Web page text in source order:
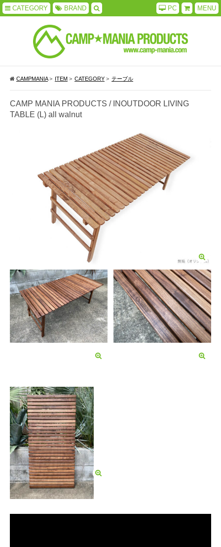
CATEGORY BRAND MENU
PC
CAMPMANIA> ITEM > CATEGORY > テーブル
CAMP MANIA PRODUCTS / INOUTDOOR LIVING
TABLE (L) all walnut